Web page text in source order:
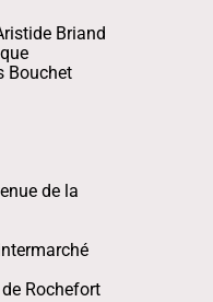
Briand
Bouchet
de la
de Rochefort